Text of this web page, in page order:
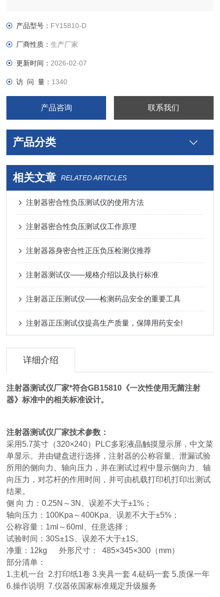
产品型号： FY15810-D
厂商性质：生产厂家
更新时间： 2026-02-07
访 问 量： 1340
产品咨询 联系我们
产品分类
相关文章 RELATED ARTICLES
注射器密合性负压测试仪的使用方法
注射器密合性负压测试仪工作原理
注射器器身密合性正压负压检测仪推荐
注射器测试仪——规格介绍以及执行标准
注射器正压测试仪——检测药品安全的重要工具
注射器正压测试仪提高生产质量，保障用药安全!
详细介绍
注射器测试仪厂家*符合GB15810《一次性使用无菌注射
器》标准中的相关标准设计。
注射器测试仪厂家技术参数：
采用5.7英寸（320×240）PLC多彩液晶触摸显示屏，中文菜
单显示。并由键盘进行选择，注射器的公称容量、泄漏试验
所用的侧向力、轴向压力，并在测试过程中显示侧向力、轴
向压力，对芯杆的作用时间，并可由机载打印机打印出测试
结果。
侧 向 力：0.25N～3N、误差不大于±1%；
轴向压力：100Kpa～400Kpa、误差不大于±5%；
公称容量：1ml～60ml、任意选择；
试验时间：30S±1S、误差不大于±1S。
净重：12kg 外形尺寸： 485×345×300（mm）
部分清单：
1.主机一台 2.打印纸1卷 3.夹具一套 4.砝码一套 5.质保一年
6.操作说明 7.仪器依国家标准规定升级服务